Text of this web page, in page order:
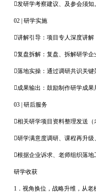
发研学考察建议、及参会须知
02 | 研学实施
讲解引导：项目专人深度讲
复盘拆解：复盘、拆解研学
落地实操：通过调研共识关
成果输出：鼓励制作研学成
03 | 研后服务
相关研学项目资料整理发送（
研学满意度调研、课程再升
根据企业诉求、老师组织落
研学收获
1．视角换位，战略升维，从